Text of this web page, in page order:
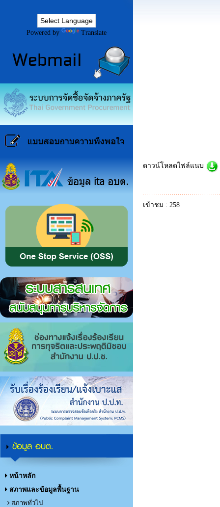
Powered by Translate
ข้อมูล อบต.
หน้าหลัก
สภาพและข้อมูลพื้นฐาน
สภาพทั่วไป
ดาวน์โหลดไฟล์แนบ
เข้าชม : 258